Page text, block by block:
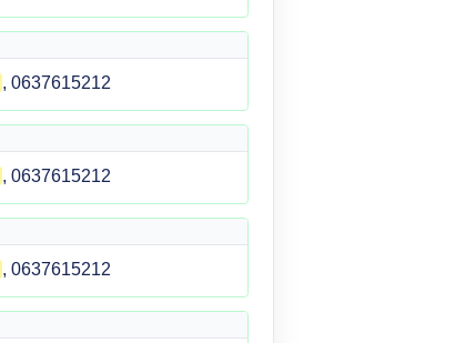
, 0637615212
, 0637615212
, 0637615212